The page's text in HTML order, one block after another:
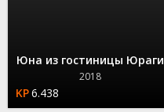
Юна из гостиницы Юраги
2018
6.438